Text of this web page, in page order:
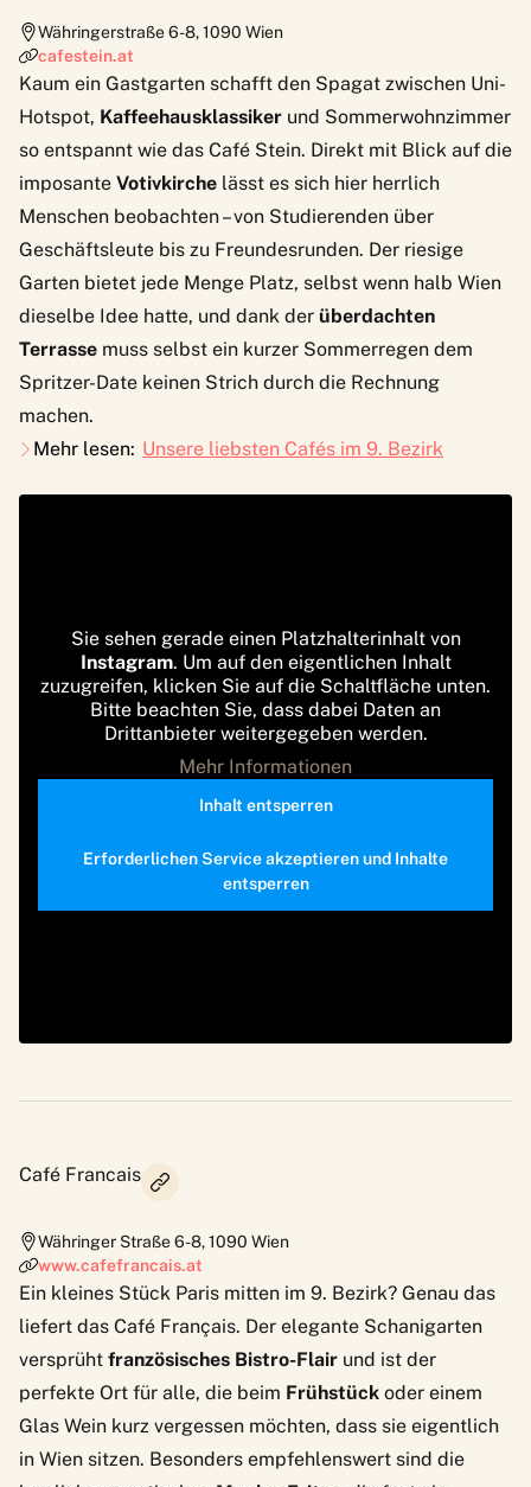
Währingerstraße 6-8,1090 Wien
cafestein.at
Kaum ein Gastgarten schafft den Spagat zwischen Uni-
Hotspot, Kaffeehausklassiker und Sommerwohnzimmer
so entspannt wie das Café Stein. Direkt mit Blick auf die
imposante Votivkirche lässt es sich hier herrlich
Menschen beobachten – von Studierenden über
Geschäftsleute bis zu Freundesrunden. Der riesige
Garten bietet jede Menge Platz, selbst wenn halb Wien
dieselbe Idee hatte, und dank der überdachten
Terrasse muss selbst ein kurzer Sommerregen dem
Spritzer-Date keinen Strich durch die Rechnung
machen.
Mehr lesen: Unsere liebsten Cafés im 9. Bezirk
Sie sehen gerade einen Platzhalterinhalt von
Instagram. Um auf den eigentlichen Inhalt
zuzugreifen, klicken Sie auf die Schaltfläche unten.
Bitte beachten Sie, dass dabei Daten an
Drittanbieter weitergegeben werden.
Mehr Informationen
Inhalt entsperren
Erforderlichen Service akzeptieren und Inhalte
entsperren
Café Francais
Währinger Straße 6-8,1090 Wien
www.cafefrancais.at
Ein kleines Stück Paris mitten im 9. Bezirk? Genau das
liefert das Café Français. Der elegante Schanigarten
versprüht französisches Bistro-Flair und ist der
perfekte Ort für alle, die beim Frühstück oder einem
Glas Wein kurz vergessen möchten, dass sie eigentlich
in Wien sitzen. Besonders empfehlenswert sind die